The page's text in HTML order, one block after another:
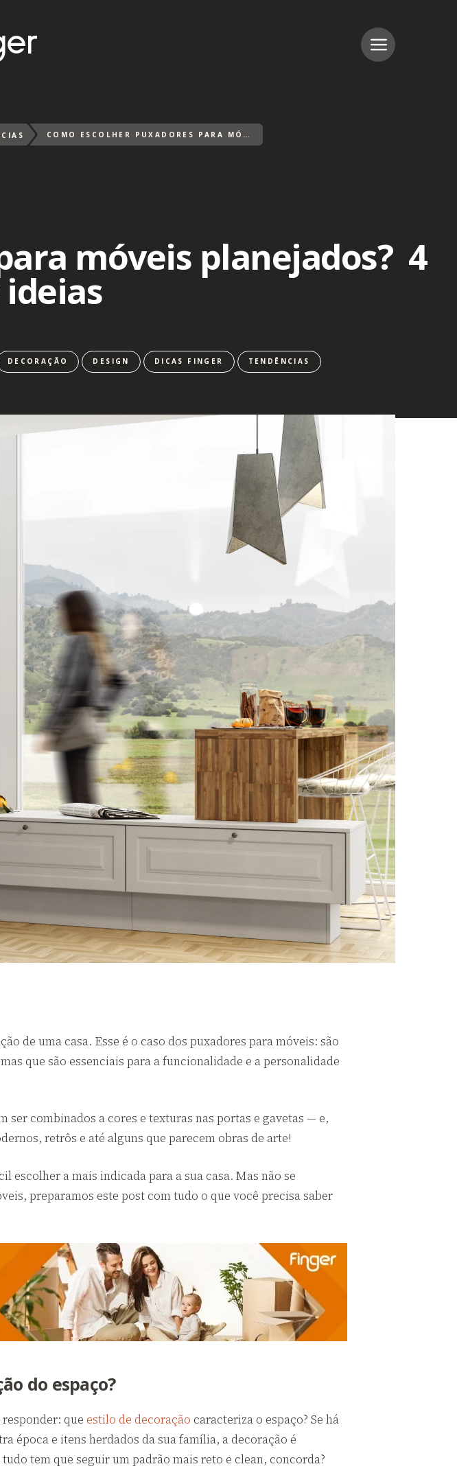
COMO ESCOLHER PUXADORES PARA MÓVEIS PLANEJADOS? 4 DICAS E IDEIAS
móveis planejados? 4
ideias
DECORAÇÃO DESIGN DICAS FINGER TENDÊNCIAS
de uma casa. Esse é o caso dos puxadores para móveis: são
que são essenciais para a funcionalidade e a personalidade
ser combinados a cores e texturas nas portas e gavetas — e,
retrôs e até alguns que parecem obras de arte!
a mais indicada para a sua casa. Mas não se
preparamos este post com tudo o que você precisa saber
do espaço?
que estilo de decoração caracteriza o espaço? Se há
época e itens herdados da sua família, a decoração é
tem que seguir um padrão mais reto e clean, concorda?